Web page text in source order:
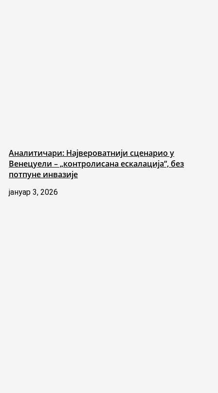
Аналитичари: Највероватнији сценарио у
Венецуели – „контролисана ескалација“, без
потпуне инвазије
јануар 3, 2026